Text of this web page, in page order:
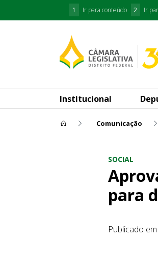
1 Ir para conteúdo 2 Ir
Institucional
Comunicação
SOCIAL
para
Publicado